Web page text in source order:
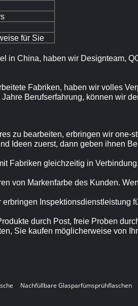
für Sie
in China, haben wir Designteam,
Fabriken, haben wir volles
Berufserfahrung, können wir
zu bearbeiten, erbringen wir one-
Ideen zuerst, dann geben ihnen
Fabriken gleichzeitig in
von Markenfarbe des Kunden.
Inspektionsdienstleistung
durch Post, freie Proben
Sie kaufen möglicherweise von
Nachfüllbare Glasparfümsprühflaschen